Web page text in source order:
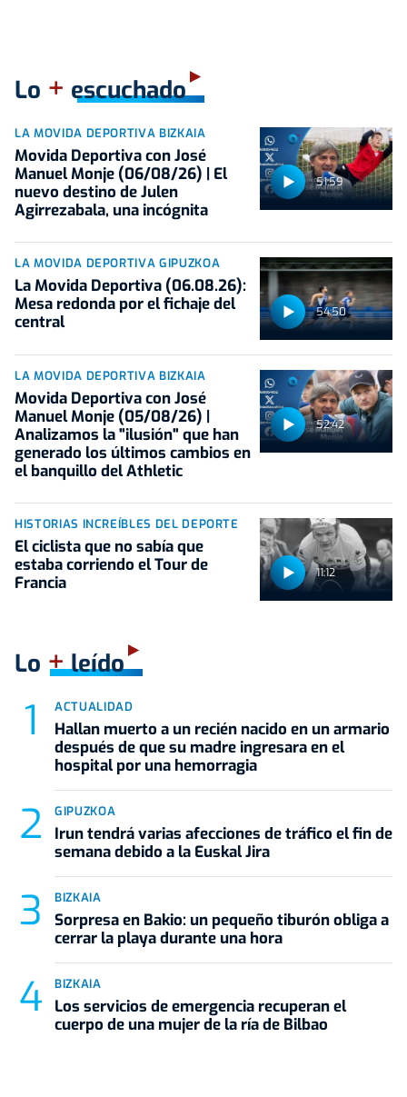
Lo + escuchado
51:59
LA MOVIDA DEPORTIVA BIZKAIA
Movida Deportiva con José
Manuel Monje (06/08/26) | El
nuevo destino de Julen
Agirrezabala, una incógnita
54:50
LA MOVIDA DEPORTIVA GIPUZKOA
La Movida Deportiva (06.08.26):
Mesa redonda por el fichaje del
central
52:42
LA MOVIDA DEPORTIVA BIZKAIA
Movida Deportiva con José
Manuel Monje (05/08/26) |
Analizamos la "ilusión" que han
generado los últimos cambios en
el banquillo del Athletic
11:12
HISTORIAS INCREÍBLES DEL DEPORTE
El ciclista que no sabía que
estaba corriendo el Tour de
Francia
Lo +leído
ACTUALIDAD
Hallan muerto a un recién nacido en un armario
después de que su madre ingresara en el
hospital por una hemorragia
GIPUZKOA
Irun tendrá varias afecciones de tráfico el fin de
semana debido a la Euskal Jira
BIZKAIA
Sorpresa en Bakio: un pequeño tiburón obliga a
cerrar la playa durante una hora
BIZKAIA
Los servicios de emergencia recuperan el
cuerpo de una mujer de la ría de Bilbao